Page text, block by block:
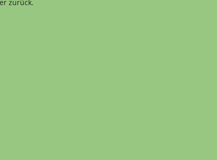
zurück.